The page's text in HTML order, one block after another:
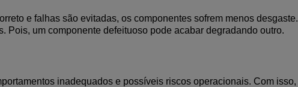
e falhas são evitadas, os componentes sofrem menos desgaste.
Pois, um componente defeituoso pode acabar degradando outro.
inadequados e possíveis riscos operacionais. Com isso,